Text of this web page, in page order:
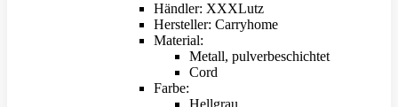
Händler: XXXLutz
Hersteller: Carryhome
Material:
Metall, pulverbeschichtet
Cord
Farbe: